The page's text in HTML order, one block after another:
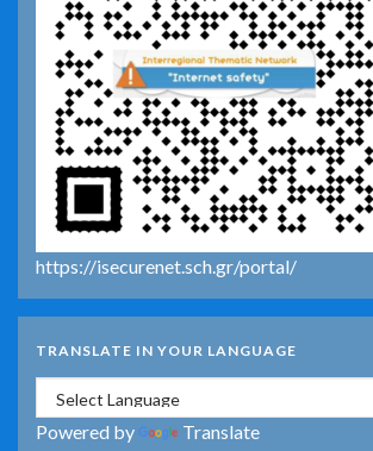
https://isecurenet.sch.gr/portal/
TRANSLATE IN YOUR LANGUAGE
Powered by Translate